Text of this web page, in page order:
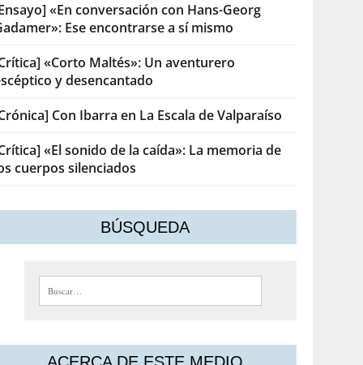
«En conversación con Hans-Georg
Ese encontrarse a sí mismo
«Corto Maltés»: Un aventurero
y desencantado
Con Ibarra en La Escala de Valparaíso
«El sonido de la caída»: La memoria de
cuerpos silenciados
BÚSQUEDA
Buscar: